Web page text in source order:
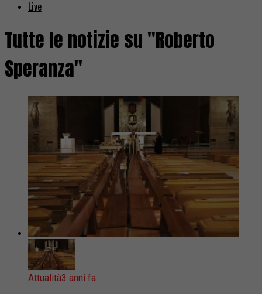
Live
Tutte le notizie su "Roberto
Speranza"
Attualità3 anni fa